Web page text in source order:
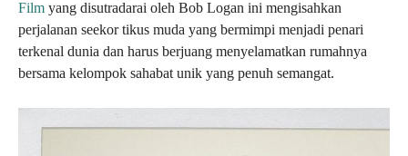
Film yang disutradarai oleh Bob Logan ini mengisahkan
perjalanan seekor tikus muda yang bermimpi menjadi penari
terkenal dunia dan harus berjuang menyelamatkan rumahnya
bersama kelompok sahabat unik yang penuh semangat.